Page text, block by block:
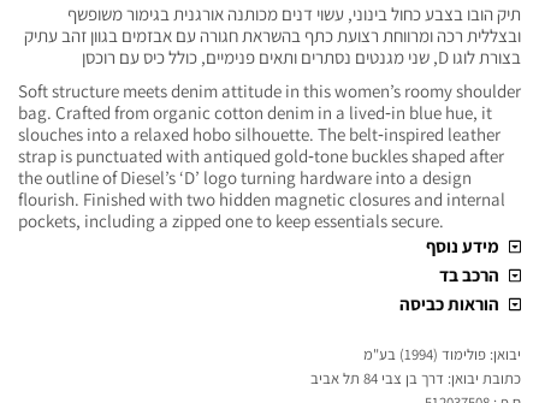
תיק הובו בצבע כחול בינוני, עשוי דנים מכותנה אורגנית בגימור משופשף
ובצללית רכה ומרווחת רצועת כתף בהשראת חגורה עם אבזמים בגוון זהב עתיק
בצורת לוגו D, שני מגנטים נסתרים ותאים פנימיים, כולל כיס עם רוכסן
Soft structure meets denim attitude in this women’s roomy shoulder
bag. Crafted from organic cotton denim in a lived‑in blue hue, it
slouches into a relaxed hobo silhouette. The belt‑inspired leather
strap is punctuated with antiqued gold‑tone buckles shaped after
the outline of Diesel’s ‘D’ logo turning hardware into a design
flourish. Finished with two hidden magnetic closures and internal
pockets, including a zipped one to keep essentials secure.
מידע נוסף
הרכב בד
הוראות כביסה
יבואן: פולימוד (1994) בע"מ
כתובת יבואן: דרך בן צבי 84 תל אביב